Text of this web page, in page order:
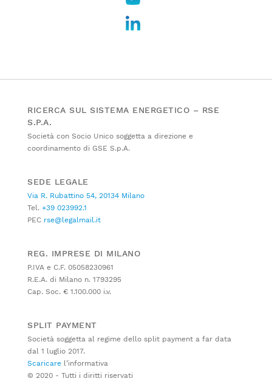
RICERCA SUL SISTEMA ENERGETICO – RSE
S.P.A.
Società con Socio Unico soggetta a direzione e
coordinamento di GSE S.p.A.
SEDE LEGALE
Via R. Rubattino 54, 20134 Milano
Tel. +39 023992.1
PEC rse@legalmail.it
REG. IMPRESE DI MILANO
P.IVA e C.F. 05058230961
R.E.A. di Milano n. 1793295
Cap. Soc. € 1.100.000 i.v.
SPLIT PAYMENT
Società soggetta al regime dello split payment a far data
dal 1 luglio 2017.
Scaricare l’informativa
© 2020 - Tutti i diritti riservati